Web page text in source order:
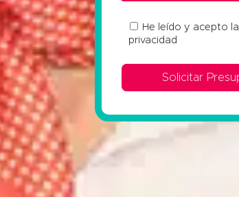
He leído y acepto la
privacidad